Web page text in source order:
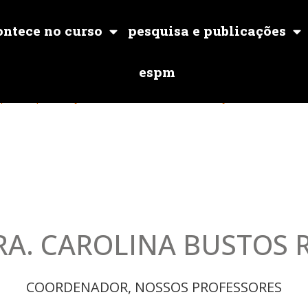
no curso pesquisa e publicações
espm
CAROLINA BUSTOS
COORDENADOR, NOSSOS PROFESSORES